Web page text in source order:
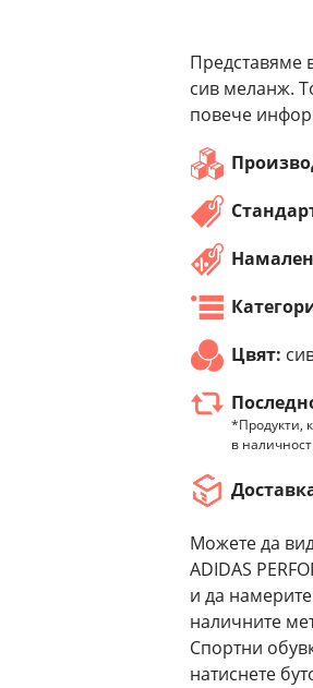
Представяме
сив меланж.
повече
Цвят:
*Продукти,
в наличност
Можете да
ADIDAS
и да
наличните
Спортни
натиснете